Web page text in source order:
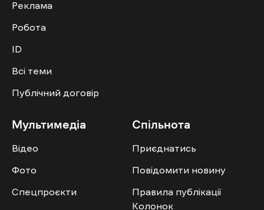
Реклама
Робота
ID
Всі теми
Публічний договір
Мультимедіа
Відео
Фото
Спецпроєкти
Спільнота
Приєднатись
Повідомити новину
Правила публікації
Колонок